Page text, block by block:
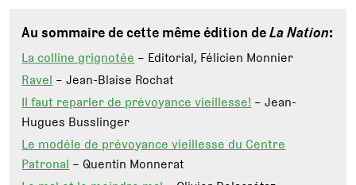
Au sommaire de cette même édition deLa Nation:
La colline grignotée – Editorial, Félicien Monnier
Ravel – Jean-Blaise Rochat
Il faut reparler de prévoyance vieillesse! – Jean-
Hugues Busslinger
Le modèle de prévoyance vieillesse du Centre
Patronal – Quentin Monnerat